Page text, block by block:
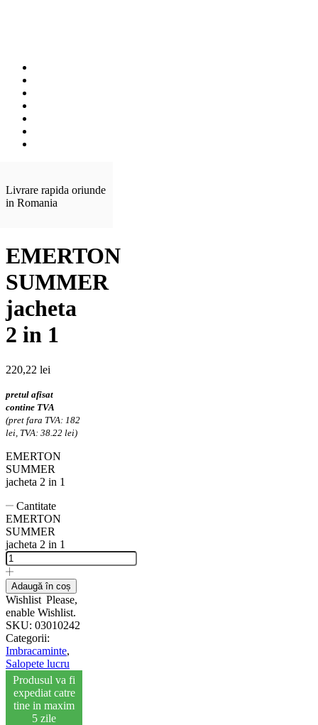
Livrare rapida oriunde
in Romania
EMERTON
SUMMER
jacheta
2 in 1
220,22 lei
pretul afisat
contine TVA
(pret fara TVA: 182
lei, TVA: 38.22 lei)
EMERTON
SUMMER
jacheta 2 in 1
Cantitate
EMERTON
SUMMER
jacheta 2 in 1
Adaugă în coș
Wishlist Please,
enable Wishlist.
SKU: 03010242
Categorii:
Imbracaminte,
Salopete lucru
Produsul va fi
expediat catre
tine in maxim
5 zile